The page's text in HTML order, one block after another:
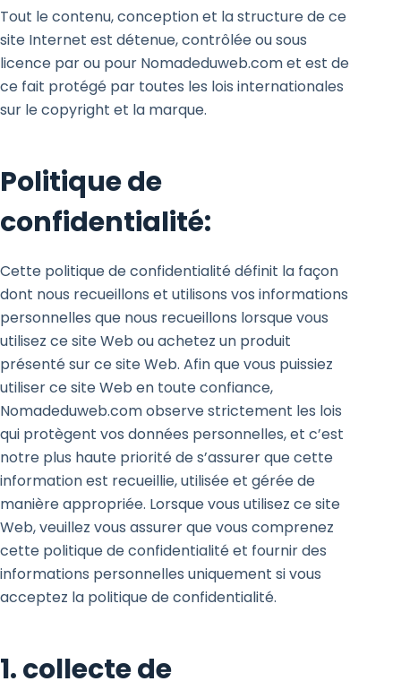
Tout le contenu, conception et la structure de ce
site Internet est détenue, contrôlée ou sous
licence par ou pour Nomadeduweb.com et est de
ce fait protégé par toutes les lois internationales
sur le copyright et la marque.
Politique de
confidentialité:
Cette politique de confidentialité définit la façon
dont nous recueillons et utilisons vos informations
personnelles que nous recueillons lorsque vous
utilisez ce site Web ou achetez un produit
présenté sur ce site Web. Afin que vous puissiez
utiliser ce site Web en toute confiance,
Nomadeduweb.com observe strictement les lois
qui protègent vos données personnelles, et c’est
notre plus haute priorité de s’assurer que cette
information est recueillie, utilisée et gérée de
manière appropriée. Lorsque vous utilisez ce site
Web, veuillez vous assurer que vous comprenez
cette politique de confidentialité et fournir des
informations personnelles uniquement si vous
acceptez la politique de confidentialité.
1. collecte de